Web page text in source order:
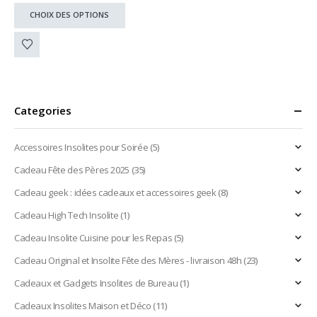
CHOIX DES OPTIONS
plusieurs
peuvent
sur
la
du
Categories
Accessoires Insolites pour Soirée(5)
Cadeau Fête des Pères 2025 (35)
Cadeau geek : idées cadeaux et accessoires geek(8)
Cadeau High Tech Insolite(1)
Cadeau Insolite Cuisine pour les Repas(5)
Cadeau Original et Insolite Fête des Mères - livraison 48h(23)
Cadeaux et Gadgets Insolites de Bureau(1)
Cadeaux Insolites Maison et Déco(11)